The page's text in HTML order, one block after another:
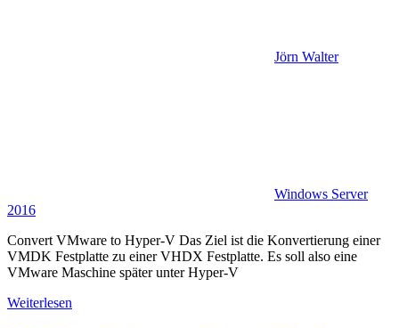
Jörn Walter
Windows Server
2016
Convert VMware to Hyper-V Das Ziel ist die Konvertierung einer
VMDK Festplatte zu einer VHDX Festplatte. Es soll also eine
VMware Maschine später unter Hyper-V
Weiterlesen